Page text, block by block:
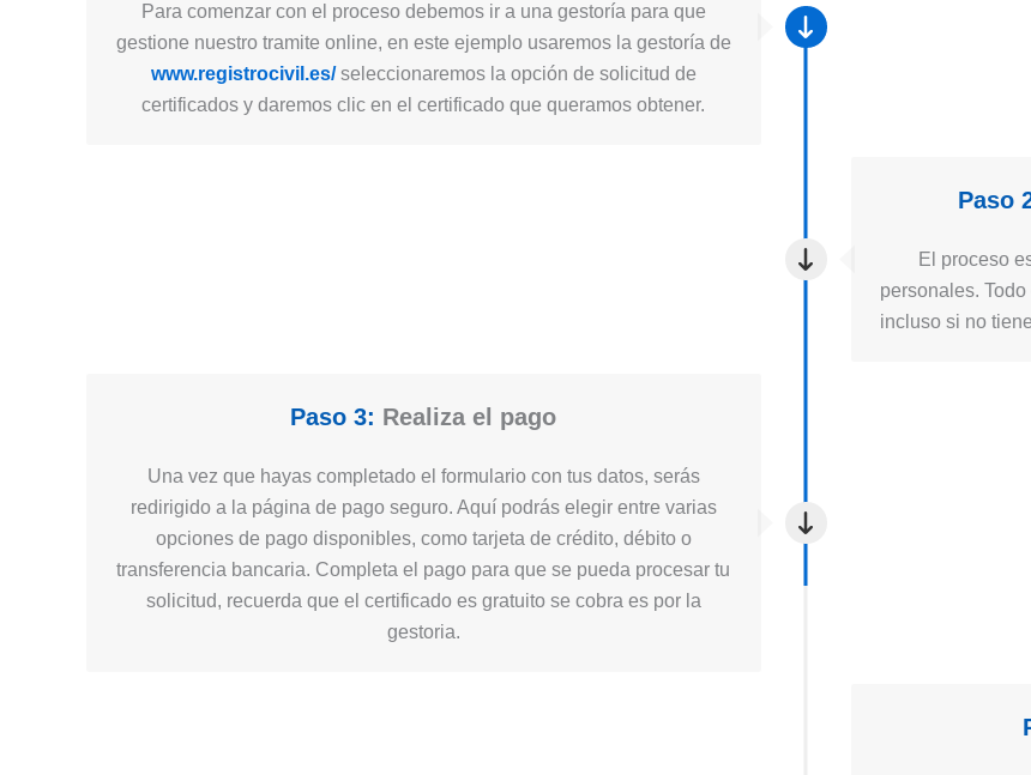
Para comenzar con el proceso debemos ir a una gestoría para que
gestione nuestro tramite online, en este ejemplo usaremos la gestoría de
www.registrocivil.es/seleccionaremos la opción de solicitud de
certificados y daremos clic en el certificado que queramos obtener.
Paso
El proceso
personales.
incluso si no
Paso 3: Realiza el pago
Una vez que hayas completado el formulario con tus datos, serás
redirigido a la página de pago seguro. Aquí podrás elegir entre varias
opciones de pago disponibles, como tarjeta de crédito, débito o
transferencia bancaria. Completa el pago para que se pueda procesar tu
solicitud, recuerda que el certificado es gratuito se cobra es por la
gestoria.